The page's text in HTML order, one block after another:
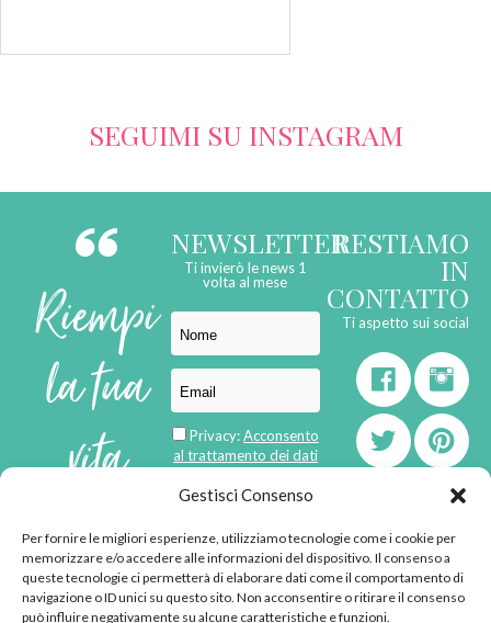
Gestisci Consenso
Per fornire le migliori esperienze, utilizziamo tecnologie come i cookie per
memorizzare e/o accedere alle informazioni del dispositivo. Il consenso a
queste tecnologie ci permetterà di elaborare dati come il comportamento di
navigazione o ID unici su questo sito. Non acconsentire o ritirare il consenso
può influire negativamente su alcune caratteristiche e funzioni.
SEGUIMI SU INSTAGRAM
Riempi
la tua
vita
di
emozioni
NEWSLETTER
Ti invierò le news 1
volta al mese
Privacy:Acconsento
al trattamento dei dati
RESTIAMO
IN
CONTATTO
Ti aspetto sui social
born inMaMaStudiOs